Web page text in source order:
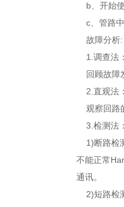
b、开始使
c、管路中
故障分析:
1.调查法
回顾故障
2.直观法
观察回路
3.检测法
1)断路检
不能正常
通讯。
2)短路检